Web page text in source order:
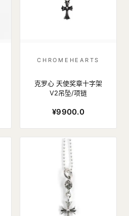
CHROMEHEARTS
克罗心 天使奖章十字架
V2吊坠/项链
¥9900.0